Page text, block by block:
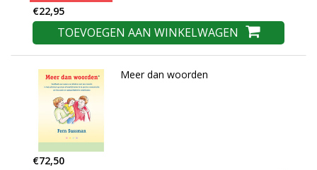
€22,95
TOEVOEGEN AAN WINKELWAGEN
Meer dan woorden
€72,50